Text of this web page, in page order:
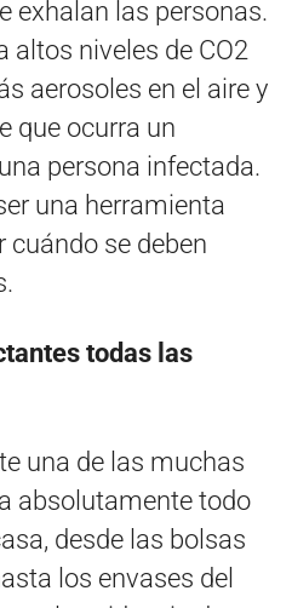
exhalan las personas.
altos niveles de CO2
aerosoles en el aire y
que ocurra un
persona infectada.
una herramienta
cuándo se deben
todas las
una de las muchas
absolutamente todo
desde las bolsas
los envases del